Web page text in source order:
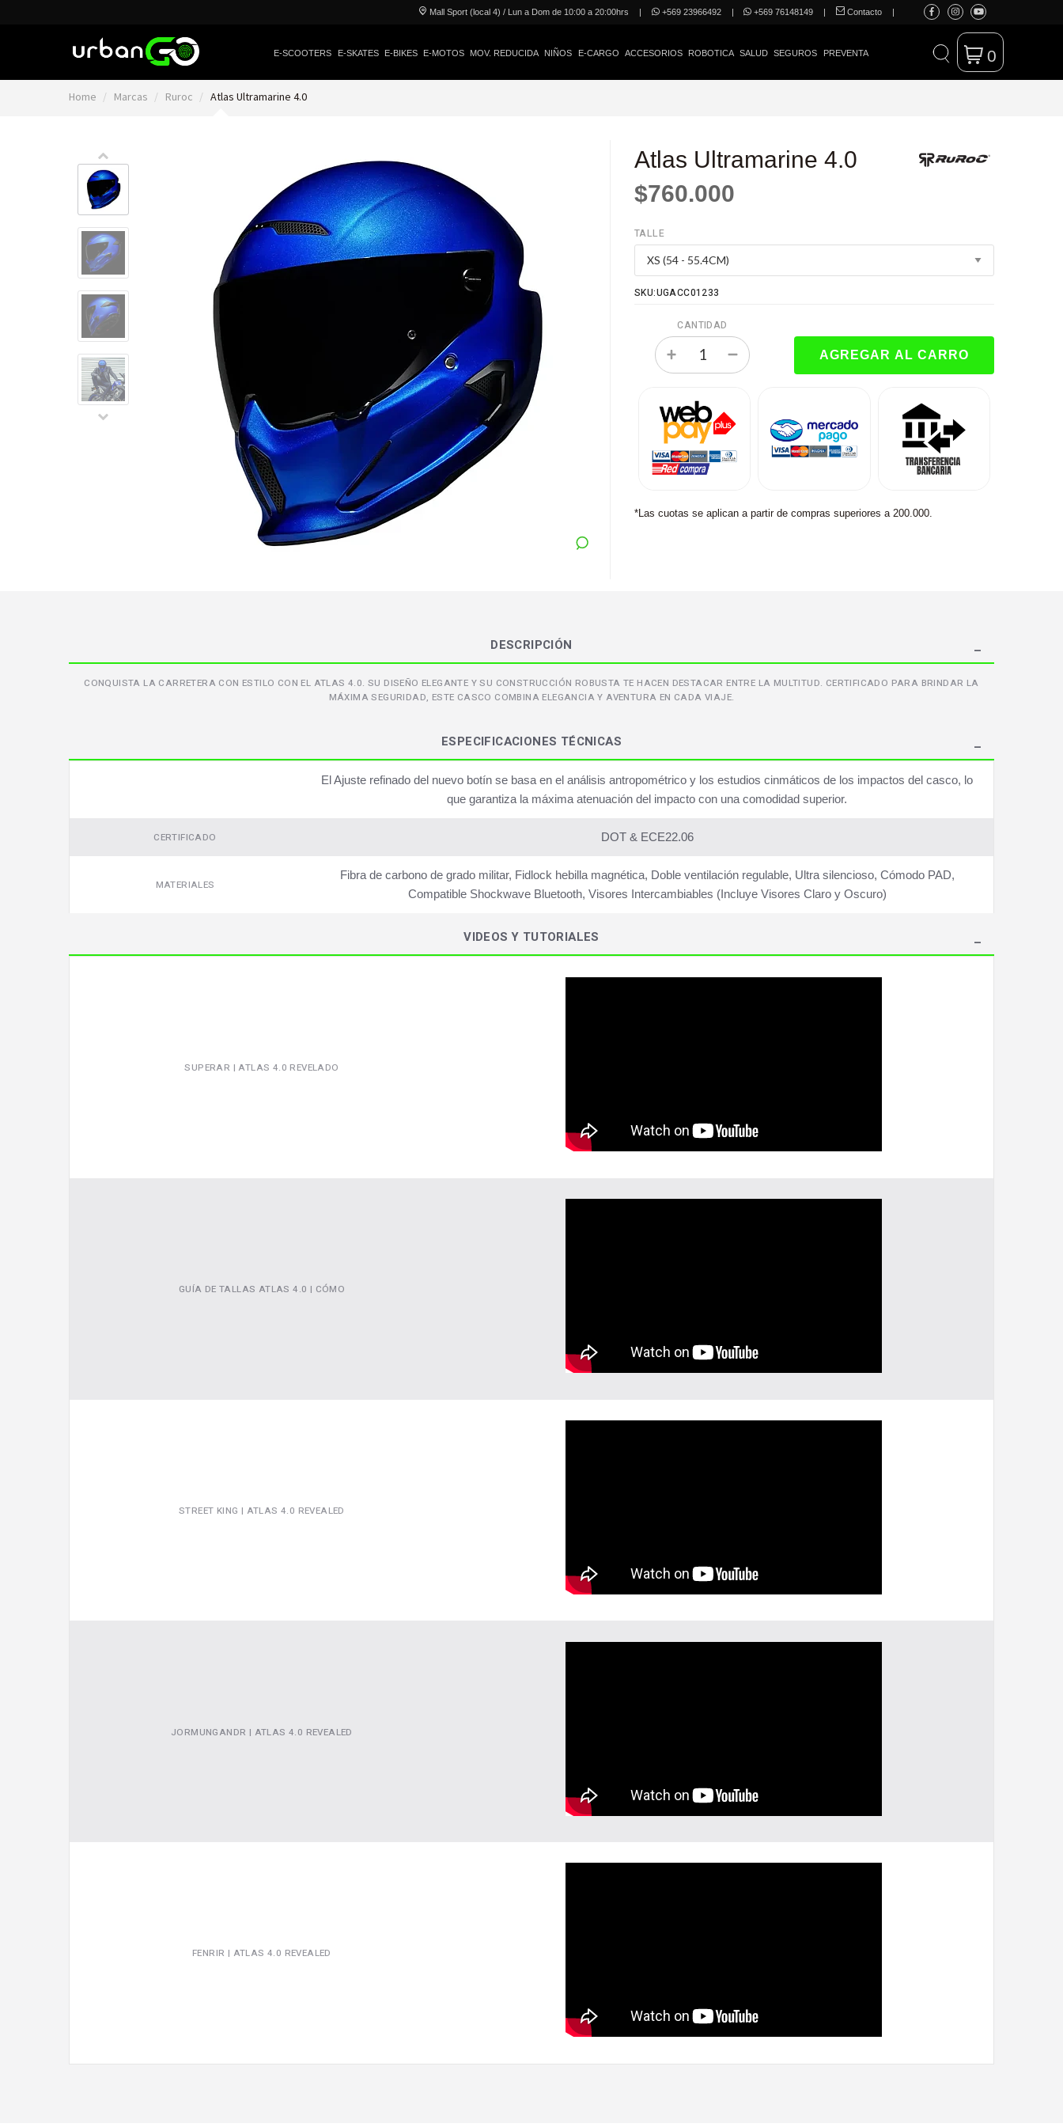
Mall Sport (local 4) / Lun a Dom de 10:00 a 20:00hrs | +569 23966492 | +569 76148149 | Contacto |
E-SCOOTERS E-SKATES E-BIKES E-MOTOS MOV. REDUCIDA NIÑOS E-CARGO ACCESORIOS ROBOTICA SALUD SEGUROS PREVENTA 0
Home Marcas Ruroc Atlas Ultramarine 4.0
Atlas Ultramarine 4.0
$760.000
TALLE
SKU:UGACC01233
CANTIDAD
*Las cuotas se aplican a partir de compras superiores a 200.000.
DESCRIPCIÓN
CONQUISTA LA CARRETERA CON ESTILO CON EL ATLAS 4.0. SU DISEÑO ELEGANTE Y SU CONSTRUCCIÓN ROBUSTA TE HACEN DESTACAR ENTRE LA MULTITUD. CERTIFICADO PARA BRINDAR LA
MÁXIMA SEGURIDAD, ESTE CASCO COMBINA ELEGANCIA Y AVENTURA EN CADA VIAJE.
ESPECIFICACIONES TÉCNICAS
El Ajuste refinado del nuevo botín se basa en el análisis antropométrico y los estudios cinmáticos de los impactos del casco, lo
que garantiza la máxima atenuación del impacto con una comodidad superior.
CERTIFICADO DOT & ECE22.06
MATERIALES
Fibra de carbono de grado militar, Fidlock hebilla magnética, Doble ventilación regulable, Ultra silencioso, Cómodo PAD,
Compatible Shockwave Bluetooth, Visores Intercambiables (Incluye Visores Claro y Oscuro)
VIDEOS Y TUTORIALES
SUPERAR | ATLAS 4.0 REVELADO
GUÍA DE TALLAS ATLAS 4.0 | CÓMO
STREET KING | ATLAS 4.0 REVEALED
JORMUNGANDR | ATLAS 4.0 REVEALED
FENRIR | ATLAS 4.0 REVEALED